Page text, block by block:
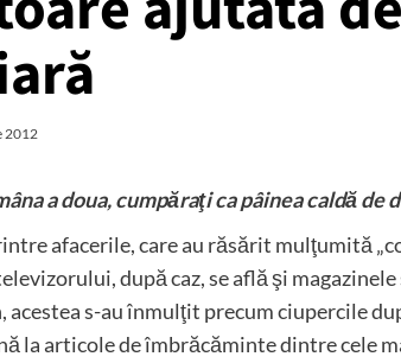
2012
a doua, cumpăraţi ca pâinea caldă
afacerile, care au răsărit mulţumită
după caz, se află şi
acestea s-au înmulţit precum ciupercile
la articole de îmbrăcăminte dintre cele